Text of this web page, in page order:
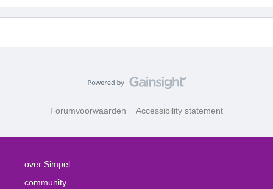
Forumvoorwaarden Accessibility statement
over Simpel
community